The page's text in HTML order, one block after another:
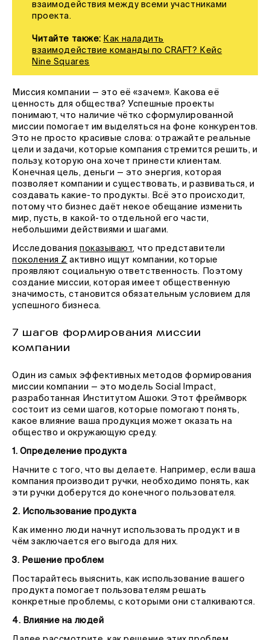
взаимодействия между всеми участниками
проекта.
Читайте также: Как наладить
взаимодействие команды по CRAFT? Кейс
Nine Squares
Миссия компании — это её «зачем». Какова её
ценность для общества? Успешные проекты
понимают, что наличие чётко сформулированной
миссии помогает им выделяться на фоне конкурентов.
Это не просто красивые слова: отражайте реальные
цели и задачи, которые компания стремится решить, и
пользу, которую она хочет принести клиентам.
Конечная цель, деньги — это энергия, которая
позволяет компании и существовать, и развиваться, и
создавать какие-то продукты. Всё это происходит,
потому что бизнес даёт некое обещание изменить
мир, пусть, в какой-то отдельной его части,
небольшими действиями и шагами.
Исследованияпоказывают, что представители
поколения Z активно ищут компании, которые
проявляют социальную ответственность. Поэтому
создание миссии, которая имеет общественную
значимость, становится обязательным условием для
успешного бизнеса.
7 шагов формирования миссии
компании
Один из самых эффективных методов формирования
миссии компании — это модель Social Impact,
разработанная Институтом Ашоки. Этот фреймворк
состоит из семи шагов, которые помогают понять,
какое влияние ваша продукция может оказать на
общество и окружающую среду.
1. Определение продукта
Начните с того, что вы делаете. Например, если ваша
компания производит ручки, необходимо понять, как
эти ручки доберутся до конечного пользователя.
2. Использование продукта
Как именно люди начнут использовать продукт и в
чём заключается его выгода для них.
3. Решение проблем
Постарайтесь выяснить, как использование вашего
продукта помогает пользователям решать
конкретные проблемы, с которыми они сталкиваются.
4. Влияние на людей